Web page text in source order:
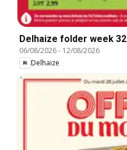
Delhaize folder week 32
06/08/2026- 12/08/2026
Delhaize